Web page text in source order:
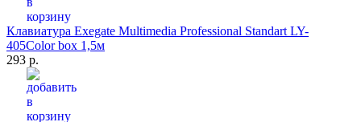
Клавиатура Exegate Multimedia Professional Standart LY-
405Color box 1,5м
293 р.